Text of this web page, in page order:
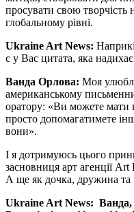
просувати свою творчість
глобальному рівні.
Ukraine Art News:
є у Вас цитата, яка
Ванда Орлова: Моя
американському
оратору: «Ви можете мати
просто допомагатимете
вони».
І я дотримуюсь цього
засновниця арт агенції
А ще як дочка, дружина та
Ukraine Art News: Ванда,